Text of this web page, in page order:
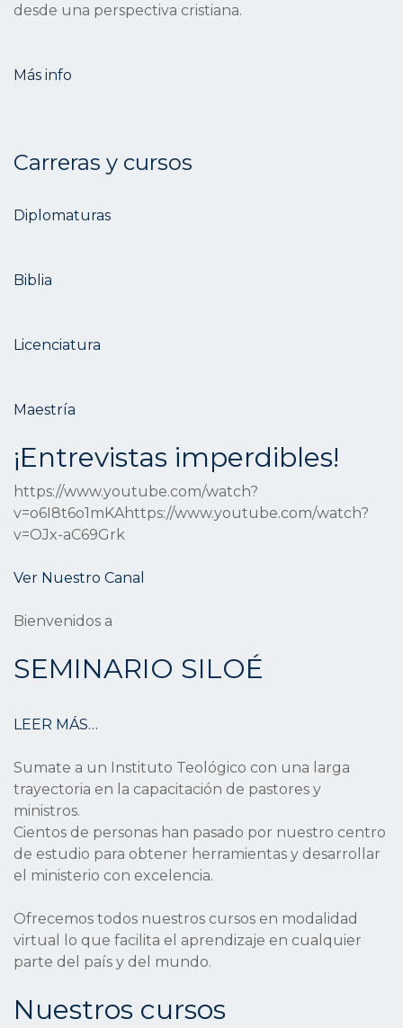
desde una perspectiva cristiana.
Más info
Carreras y cursos
Diplomaturas
Biblia
Licenciatura
Maestría
¡Entrevistas imperdibles!
https://www.youtube.com/watch?
v=o6I8t6o1mKAhttps://www.youtube.com/watch?
v=OJx-aC69Grk
Ver Nuestro Canal
Bienvenidos a
SEMINARIO SILOÉ
LEER MÁS…
Sumate a un Instituto Teológico con una larga
trayectoria en la capacitación de pastores y
ministros.
Cientos de personas han pasado por nuestro centro
de estudio para obtener herramientas y desarrollar
el ministerio con excelencia.
Ofrecemos todos nuestros cursos en modalidad
virtual lo que facilita el aprendizaje en cualquier
parte del país y del mundo.
Nuestros cursos